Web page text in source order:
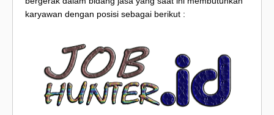
karyawan dengan posisi sebagai berikut :